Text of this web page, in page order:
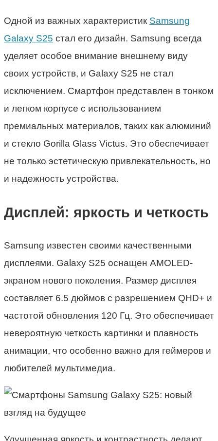
Одной из важных характеристик Samsung
Galaxy S25 стал его дизайн. Samsung всегда
уделяет особое внимание внешнему виду
своих устройств, и Galaxy S25 не стал
исключением. Смартфон представлен в тонком
и легком корпусе с использованием
премиальных материалов, таких как алюминий
и стекло Gorilla Glass Victus. Это обеспечивает
не только эстетическую привлекательность, но
и надежность устройства.
Дисплей: яркость и четкость
Samsung известен своими качественными
дисплеями. Galaxy S25 оснащен AMOLED-
экраном нового поколения. Размер дисплея
составляет 6.5 дюймов с разрешением QHD+ и
частотой обновления 120 Гц. Это обеспечивает
невероятную четкость картинки и плавность
анимации, что особенно важно для геймеров и
любителей мультимедиа.